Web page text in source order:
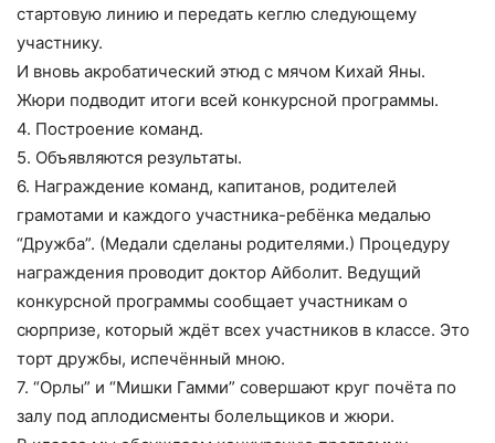
стартовую линию и передать кеглю следующему
участнику.
И вновь акробатический этюд с мячом Кихай Яны.
Жюри подводит итоги всей конкурсной программы.
4. Построение команд.
5. Объявляются результаты.
6. Награждение команд, капитанов, родителей
грамотами и каждого участника-ребёнка медалью
“Дружба”. (Медали сделаны родителями.) Процедуру
награждения проводит доктор Айболит. Ведущий
конкурсной программы сообщает участникам о
сюрпризе, который ждёт всех участников в классе. Это
торт дружбы, испечённый мною.
7. “Орлы” и “Мишки Гамми” совершают круг почёта по
залу под аплодисменты болельщиков и жюри.